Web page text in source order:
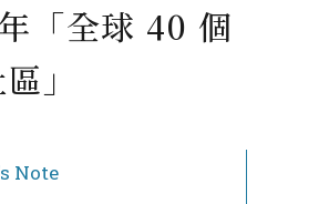
「全球 40 個
」
Note